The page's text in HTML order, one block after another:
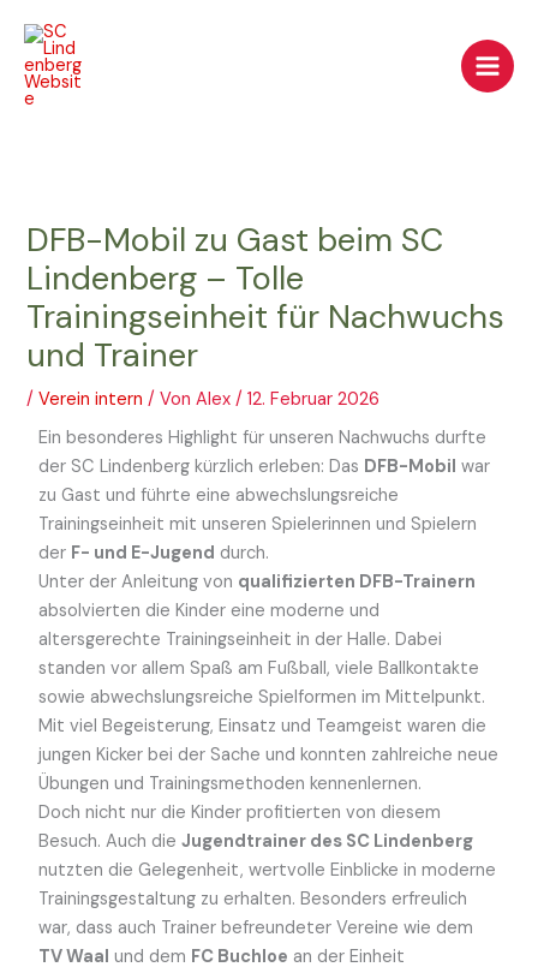
Inhalt
springen
DFB-Mobil zu Gast beim SC
Lindenberg – Tolle
Trainingseinheit für Nachwuchs
und Trainer
/Verein intern / VonAlex/12. Februar 2026
Ein besonderes Highlight für unseren Nachwuchs durfte
der SC Lindenberg kürzlich erleben: Das DFB-Mobil war
zu Gast und führte eine abwechslungsreiche
Trainingseinheit mit unseren Spielerinnen und Spielern
der F- und E-Jugend durch.
Unter der Anleitung von qualifizierten DFB-Trainern
absolvierten die Kinder eine moderne und
altersgerechte Trainingseinheit in der Halle. Dabei
standen vor allem Spaß am Fußball, viele Ballkontakte
sowie abwechslungsreiche Spielformen im Mittelpunkt.
Mit viel Begeisterung, Einsatz und Teamgeist waren die
jungen Kicker bei der Sache und konnten zahlreiche neue
Übungen und Trainingsmethoden kennenlernen.
Doch nicht nur die Kinder profitierten von diesem
Besuch. Auch dieJugendtrainer des SC Lindenberg
nutzten die Gelegenheit, wertvolle Einblicke in moderne
Trainingsgestaltung zu erhalten. Besonders erfreulich
war, dass auch Trainer befreundeter Vereine wie dem
TV Waal und dem FC Buchloe an der Einheit